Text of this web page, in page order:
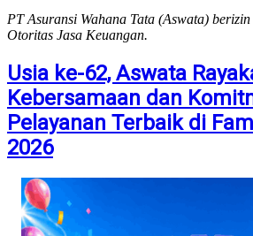
PT Asuransi Wahana Tata (Aswata)
Otoritas Jasa Keuangan.
Usia ke-62, Aswata
Kebersamaan dan
Pelayanan Terbaik di
2026